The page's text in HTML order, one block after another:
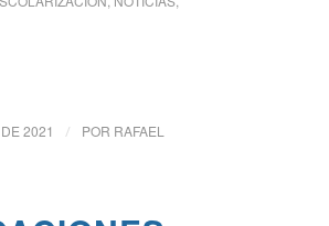
2021 / POR RAFAEL